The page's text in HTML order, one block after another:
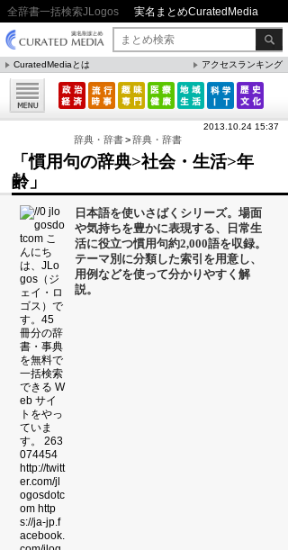
全辞書一括検索JLogos 実名まとめCuratedMedia
CuratedMediaとは アクセスランキング
「慣用句の辞典>社会・生活>年
齢」
2013.10.24 15:37
辞典・辞書>辞典・辞書
日本語を使いさばくシリーズ。場面
や気持ちを豊かに表現する、日常生
活に役立つ慣用句約2,000語を収録。
テーマ別に分類した索引を用意し、
用例などを使って分かりやすく解
説。
ファクト・統計
方法・ノウハウ
メリット・デメリット
CafeTalk
今日は何の日(8月)
今日は何の日(9月）
「防災」関連
雲の形（十種雲形まとめ）
吉本新喜劇の歴代座長
前田利家は唐沢寿明だけ？まつは…
珍獣テンレックの護身術～日本最…
米国の情報機関(CIA、FBI…
サウナ王お気に入りサウナ全国ベ…